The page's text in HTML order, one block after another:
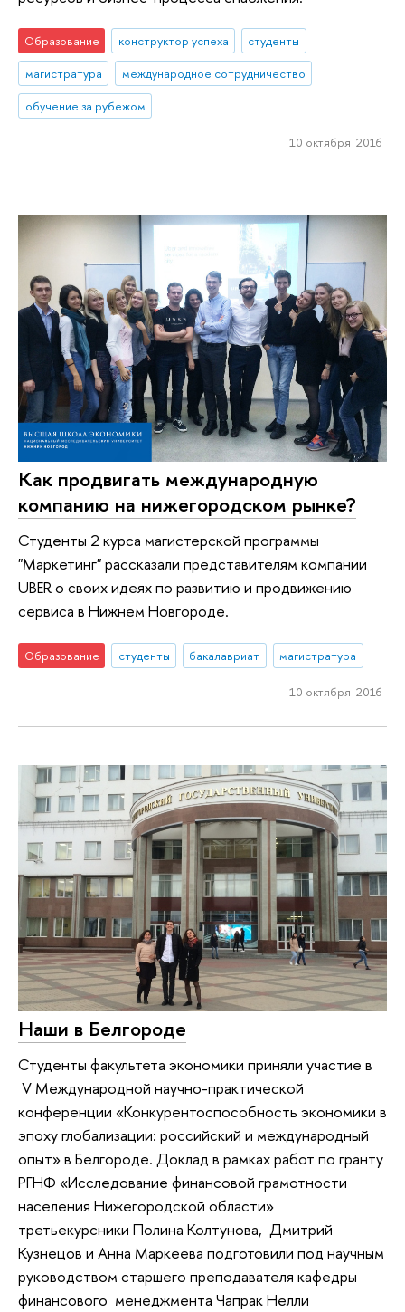
Образование конструктор успеха
студенты
магистратура
международное сотрудничество
обучение за рубежом
10 октября 2016
Как продвигать международную
компанию на нижегородском рынке?
Студенты 2 курса магистерской программы
"Маркетинг" рассказали представителям компании
UBER о своих идеях по развитию и продвижению
сервиса в Нижнем Новгороде.
Образование студенты бакалавриат магистратура
10 октября 2016
Наши в Белгороде
Студенты факультета экономики приняли участие в
V Международной научно-практической
конференции «Конкурентоспособность экономики в
эпоху глобализации: российский и международный
опыт» в Белгороде. Доклад в рамках работ по гранту
РГНФ «Исследование финансовой грамотности
населения Нижегородской области»
третьекурсники Полина Колтунова, Дмитрий
Кузнецов и Анна Маркеева подготовили под научным
руководством старшего преподавателя кафедры
финансового менеджмента Чапрак Нелли